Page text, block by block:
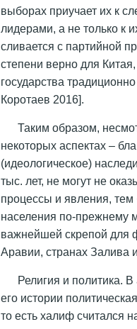
выборах приучает их к
лидерами, а не только к
сливается с партийной
степени верно для
государства
Коротаев 2016].
Таким образом,
некоторых аспектах –
(идеологическое)
тыс. лет, не могут не
процессы и явления, тем
населения по-прежнему
важнейшей скрепой для
Аравии, странах Залива
Религия и политика.
его истории
то есть халиф считался